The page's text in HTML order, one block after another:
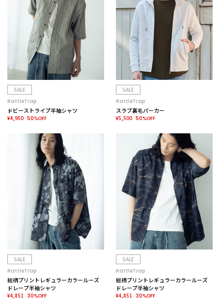
SALE
RattleTrap
ドビーストライプ半袖シャツ
¥4,950 50%OFF
SALE
RattleTrap
スラブ裏毛パーカー
¥5,500 50%OFF
SALE
RattleTrap
総柄プリントレギュラーカラールーズ
ドレープ半袖シャツ
¥4,851 30%OFF
SALE
RattleTrap
総柄プリントレギュラーカラールーズ
ドレープ半袖シャツ
¥4,851 30%OFF